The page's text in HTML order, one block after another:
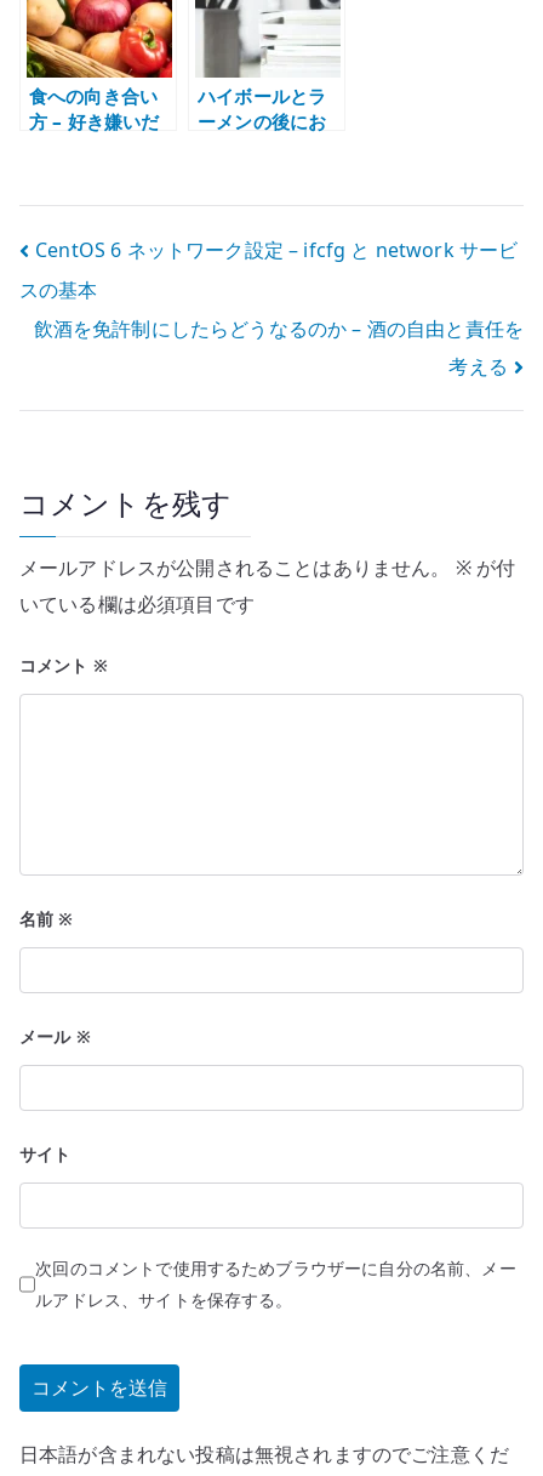
食への向き合い
方 – 好き嫌いだ
ハイボールとラ
ーメンの後にお
投
稿
ナ
ビ
ー
シ
ョ
ン
CentOS 6 ネットワーク設定 – ifcfg と network サービ
スの基本
飲酒を免許制にしたらどうなるのか – 酒の自由と責任を
考える
コメントを残す
メールアドレスが公開されることはありません。 ※が付
いている欄は必須項目です
コメント ※
名前※
メール ※
サイト
次回のコメントで使用するためブラウザーに自分の名前、メー
ルアドレス、サイトを保存する。
日本語が含まれない投稿は無視されますのでご注意くだ